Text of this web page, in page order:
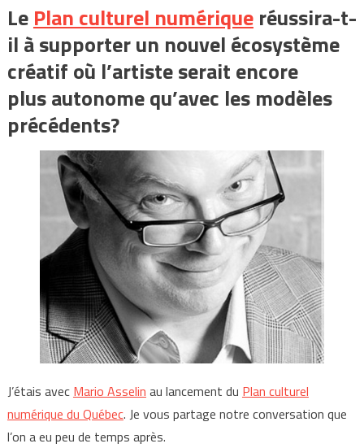
Le Plan culturel numériqueréussira-t-
il à supporter un nouvel écosystème
créatif où l’artiste serait encore
plus autonome qu’avec les modèles
précédents?
J’étais avec Mario Asselin au lancement du Plan culturel
numérique du Québec. Je vous partage notre conversation que
l’on a eu peu de temps après.